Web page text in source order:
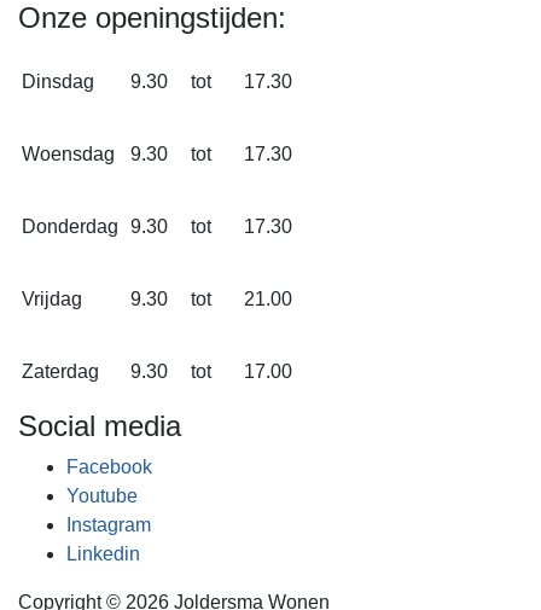
Onze openingstijden:
Dinsdag 9.30 tot 17.30
Woensdag 9.30 tot 17.30
Donderdag 9.30 tot 17.30
Vrijdag 9.30 tot 21.00
Zaterdag 9.30 tot 17.00
Social media
Facebook
Youtube
Instagram
Linkedin
Copyright © 2026 Joldersma Wonen